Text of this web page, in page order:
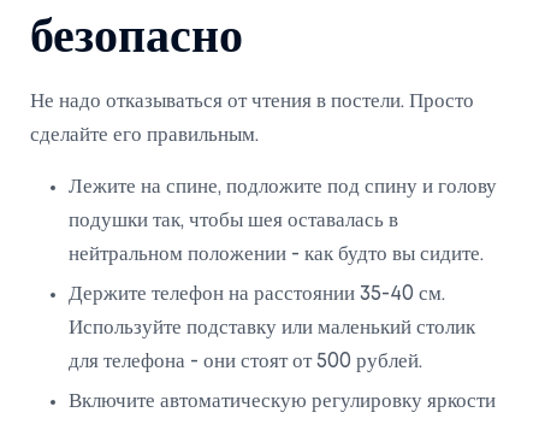
безопасно
Не надо отказываться от чтения в постели. Просто
сделайте его правильным.
Лежите на спине, подложите под спину и голову
подушки так, чтобы шея оставалась в
нейтральном положении - как будто вы сидите.
Держите телефон на расстоянии 35-40 см.
Используйте подставку или маленький столик
для телефона - они стоят от 500 рублей.
Включите автоматическую регулировку яркости